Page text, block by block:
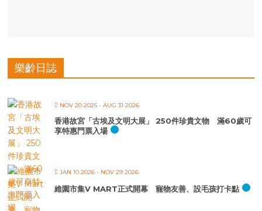
樂齡日誌
NOV 20 2025 - AUG 31 2026
香港故宮「古埃及文明大展」 250件珍貴文物 滿60歲可
享特惠門票入場
JAN 10 2026 - NOV 29 2026
維園市集V MART正式開幕 寵物友善、設毛孩打卡點